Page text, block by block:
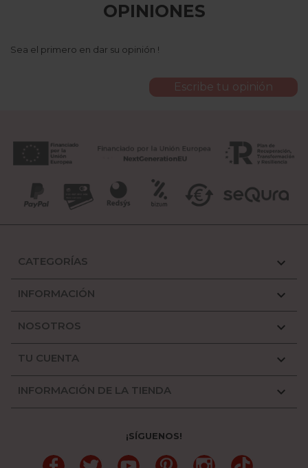
OPINIONES
Sea el primero en dar su opinión !
Escribe tu opinión
CATEGORÍAS 
INFORMACIÓN 
NOSOTROS 
TU CUENTA 
INFORMACIÓN DE LA TIENDA 
¡SÍGUENOS!
FacebookTwitter YouTube PinterestInstagramTikTok